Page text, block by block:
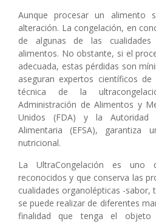
Aunque procesar un alimento
alteración. La congelación, en
de algunas de las
alimentos. No obstante, si el
adecuada, estas pérdidas son
aseguran expertos científicos
técnica de la
Administración de Alimentos y
Unidos (FDA) y la Autoridad
Alimentaria (EFSA), garantiza
nutricional.
La UltraCongelación es uno
reconocidos y que conserva las
cualidades organolépticas -
se puede realizar de diferentes
finalidad que tenga el